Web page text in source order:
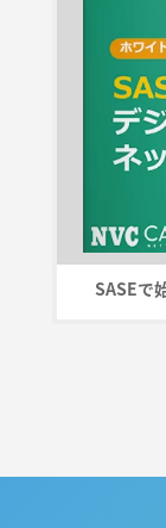
SASEで